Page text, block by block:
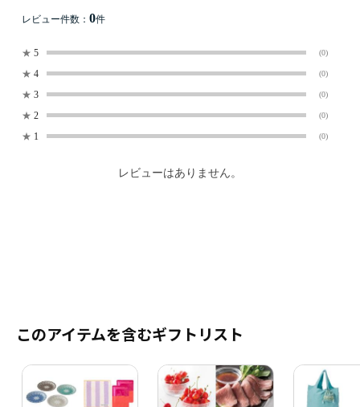
レビュー件数： 0件
★ 5 (0)
★ 4 (0)
★ 3 (0)
★ 2 (0)
★ 1 (0)
レビューはありません。
このアイテムを含むギフトリスト